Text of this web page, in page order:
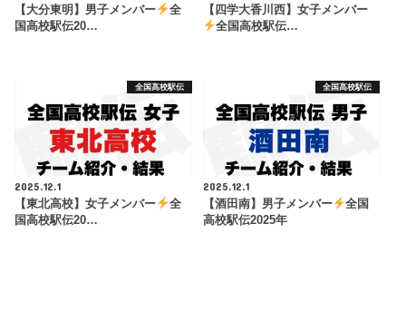
【大分東明】男子メンバー
全
国高校駅伝20…
【四学大香川西】女子メンバー
全国高校駅伝…
全国高校駅伝
2025.12.1
【東北高校】女子メンバー
全
国高校駅伝20…
全国高校駅伝
2025.12.1
【酒田南】男子メンバー
全国
高校駅伝2025年